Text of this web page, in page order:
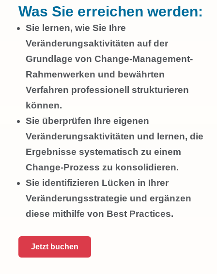
Was Sie erreichen werden:
Sie lernen, wie Sie Ihre
Veränderungsaktivitäten auf der
Grundlage von Change-Management-
Rahmenwerken und bewährten
Verfahren professionell strukturieren
können.
Sie überprüfen Ihre eigenen
Veränderungsaktivitäten und lernen, die
Ergebnisse systematisch zu einem
Change-Prozess zu konsolidieren.
Sie identifizieren Lücken in Ihrer
Veränderungsstrategie und ergänzen
diese mithilfe von Best Practices.
Jetzt buchen